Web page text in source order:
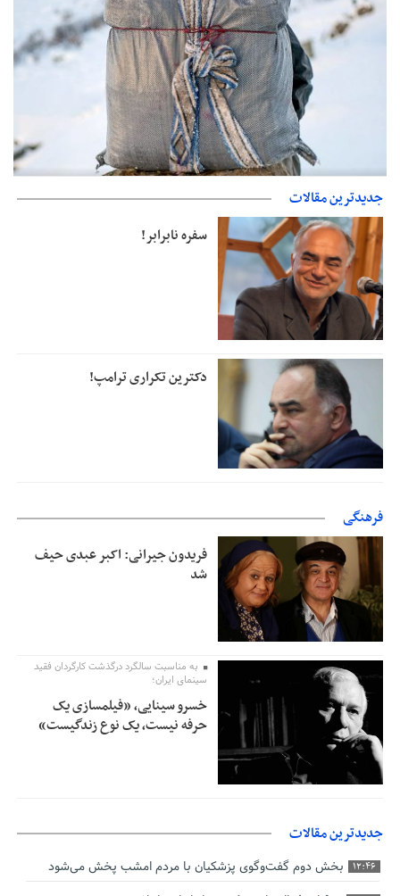
حمایت از مرزنشینان نباید به زیان تولید باشد/مواد اولیه با کولبری
وارد شود
جدیدترین مقالات
سفره نابرابر!
دکترین تکراری ترامپ!
فرهنگی
فریدون جیرانی: اکبر عبدی حیف
شد
به مناسبت سالگرد درگذشت کارگردان فقید
سینمای ایران؛
خسرو سینایی، «فیلمسازی یک
حرفه نیست، یک نوع زندگیست»
جدیدترین مقالات
12:46 بخش دوم گفت‌وگوی پزشکیان با مردم امشب پخش می‌شود